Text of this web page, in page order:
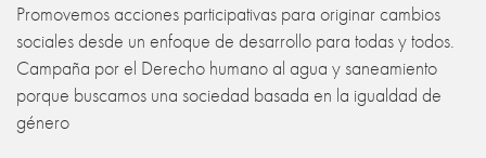
Promovemos acciones participativas para originar cambios
sociales desde un enfoque de desarrollo para todas y todos.
Campaña por el Derecho humano al agua y saneamiento
porque buscamos una sociedad basada en la igualdad de
género